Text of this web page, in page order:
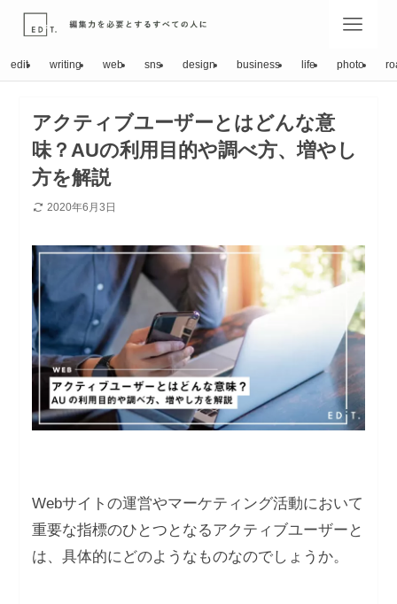
edit writing web sns design business life photo
アクティブユーザーとはどんな意
味？AUの利用目的や調べ方、増やし
方を解説
2020年6月3日
Webサイトの運営やマーケティング活動において
重要な指標のひとつとなるアクティブユーザーと
は、具体的にどのようなものなのでしょうか。